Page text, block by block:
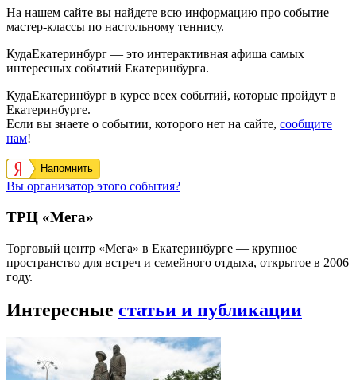
На нашем сайте вы найдете всю информацию про событие
мастер-классы по настольному теннису.
КудаЕкатеринбург — это интерактивная афиша самых
интересных событий Екатеринбурга.
КудаЕкатеринбург в курсе всех событий, которые пройдут в
Екатеринбурге.
Если вы знаете о событии, которого нет на сайте, сообщите
нам!
Напомнить
Вы организатор этого события?
ТРЦ «Мега»
Торговый центр «Мега» в Екатеринбурге — крупное
пространство для встреч и семейного отдыха, открытое в 2006
году.
Интересные статьи и публикации